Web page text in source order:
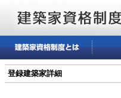
登録建築家詳細